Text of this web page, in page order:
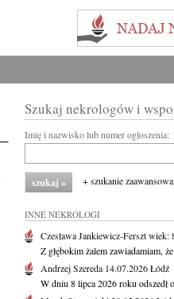
Szukaj nekrologów i
Imię i nazwisko lub numer ogłoszenia:
+ szukanie
INNE NEKROLOGI
Czesława Jankiewicz-Fersztwiek:
Z głębokim żalem zawiadamiam,
Andrzej Szereda 14.07.2026Łódź
W dniu 8 lipca 2026 roku odszedł